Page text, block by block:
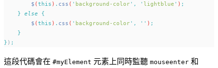
$ (this ) . css ( ' background-color' , ' lightblue ' ) ;
} else
{
$ (this ) . css ( ' background-color' , '' ) ;
}
} ) ;
這段代碼會在 #myElement 元素上同時監聽 mouseenter 和